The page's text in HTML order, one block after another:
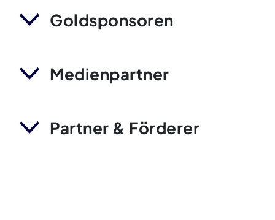
Goldsponsoren
Medienpartner
Partner & Förderer